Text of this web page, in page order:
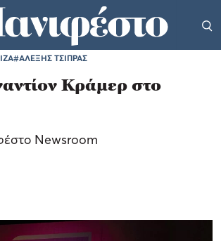
#ΑΛΕΞΗΣ ΤΣΙΠΡΑΣ
Κράμερ στο
Newsroom